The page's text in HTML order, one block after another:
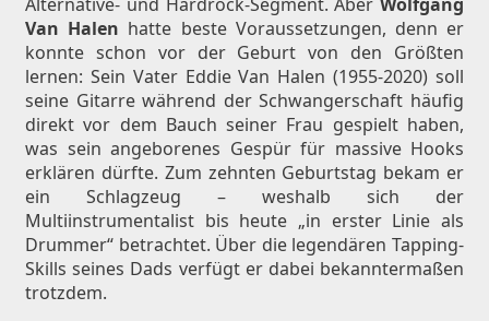
Van Halen hatte beste Voraussetzungen, denn er
konnte schon vor der Geburt von den Größten
lernen: Sein Vater Eddie Van Halen (1955-2020) soll
seine Gitarre während der Schwangerschaft häufig
direkt vor dem Bauch seiner Frau gespielt haben,
was sein angeborenes Gespür für massive Hooks
erklären dürfte. Zum zehnten Geburtstag bekam er
ein Schlagzeug – weshalb sich der
Multiinstrumentalist bis heute „in erster Linie als
Drummer“ betrachtet. Über die legendären Tapping-
Skills seines Dads verfügt er dabei bekanntermaßen
trotzdem.